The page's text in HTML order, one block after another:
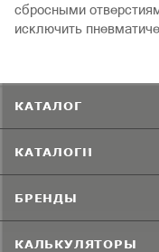
сбросными
исключить
КАТАЛОГ
КАТАЛОГИ
БРЕНДЫ
КАЛЬКУЛЯТОРЫ